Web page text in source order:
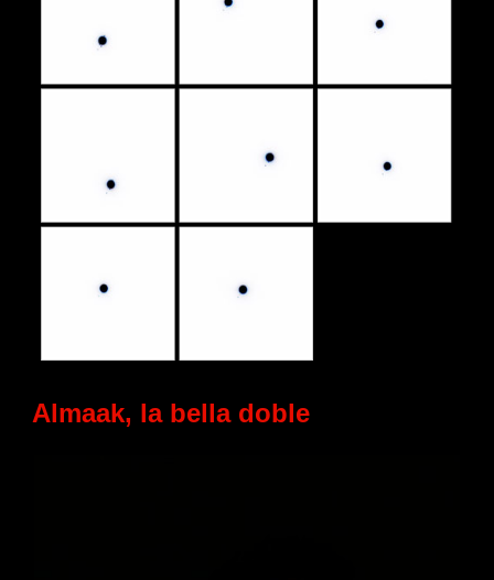
Almaak, la bella doble